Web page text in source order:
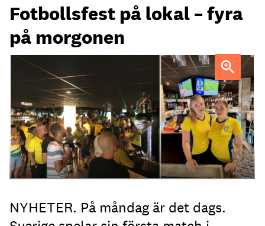
Fotbollsfest på lokal – fyra
på morgonen
Strandgatan Två välkomnar svenska fotbollsfans kl 04.
NYHETER. På måndag är det dags.